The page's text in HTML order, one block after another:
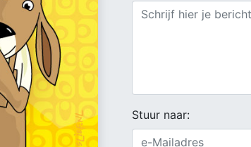
Stuur naar: